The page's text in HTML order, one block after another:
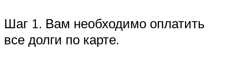
Шаг 1. Вам необходимо оплатить
все долги по карте.